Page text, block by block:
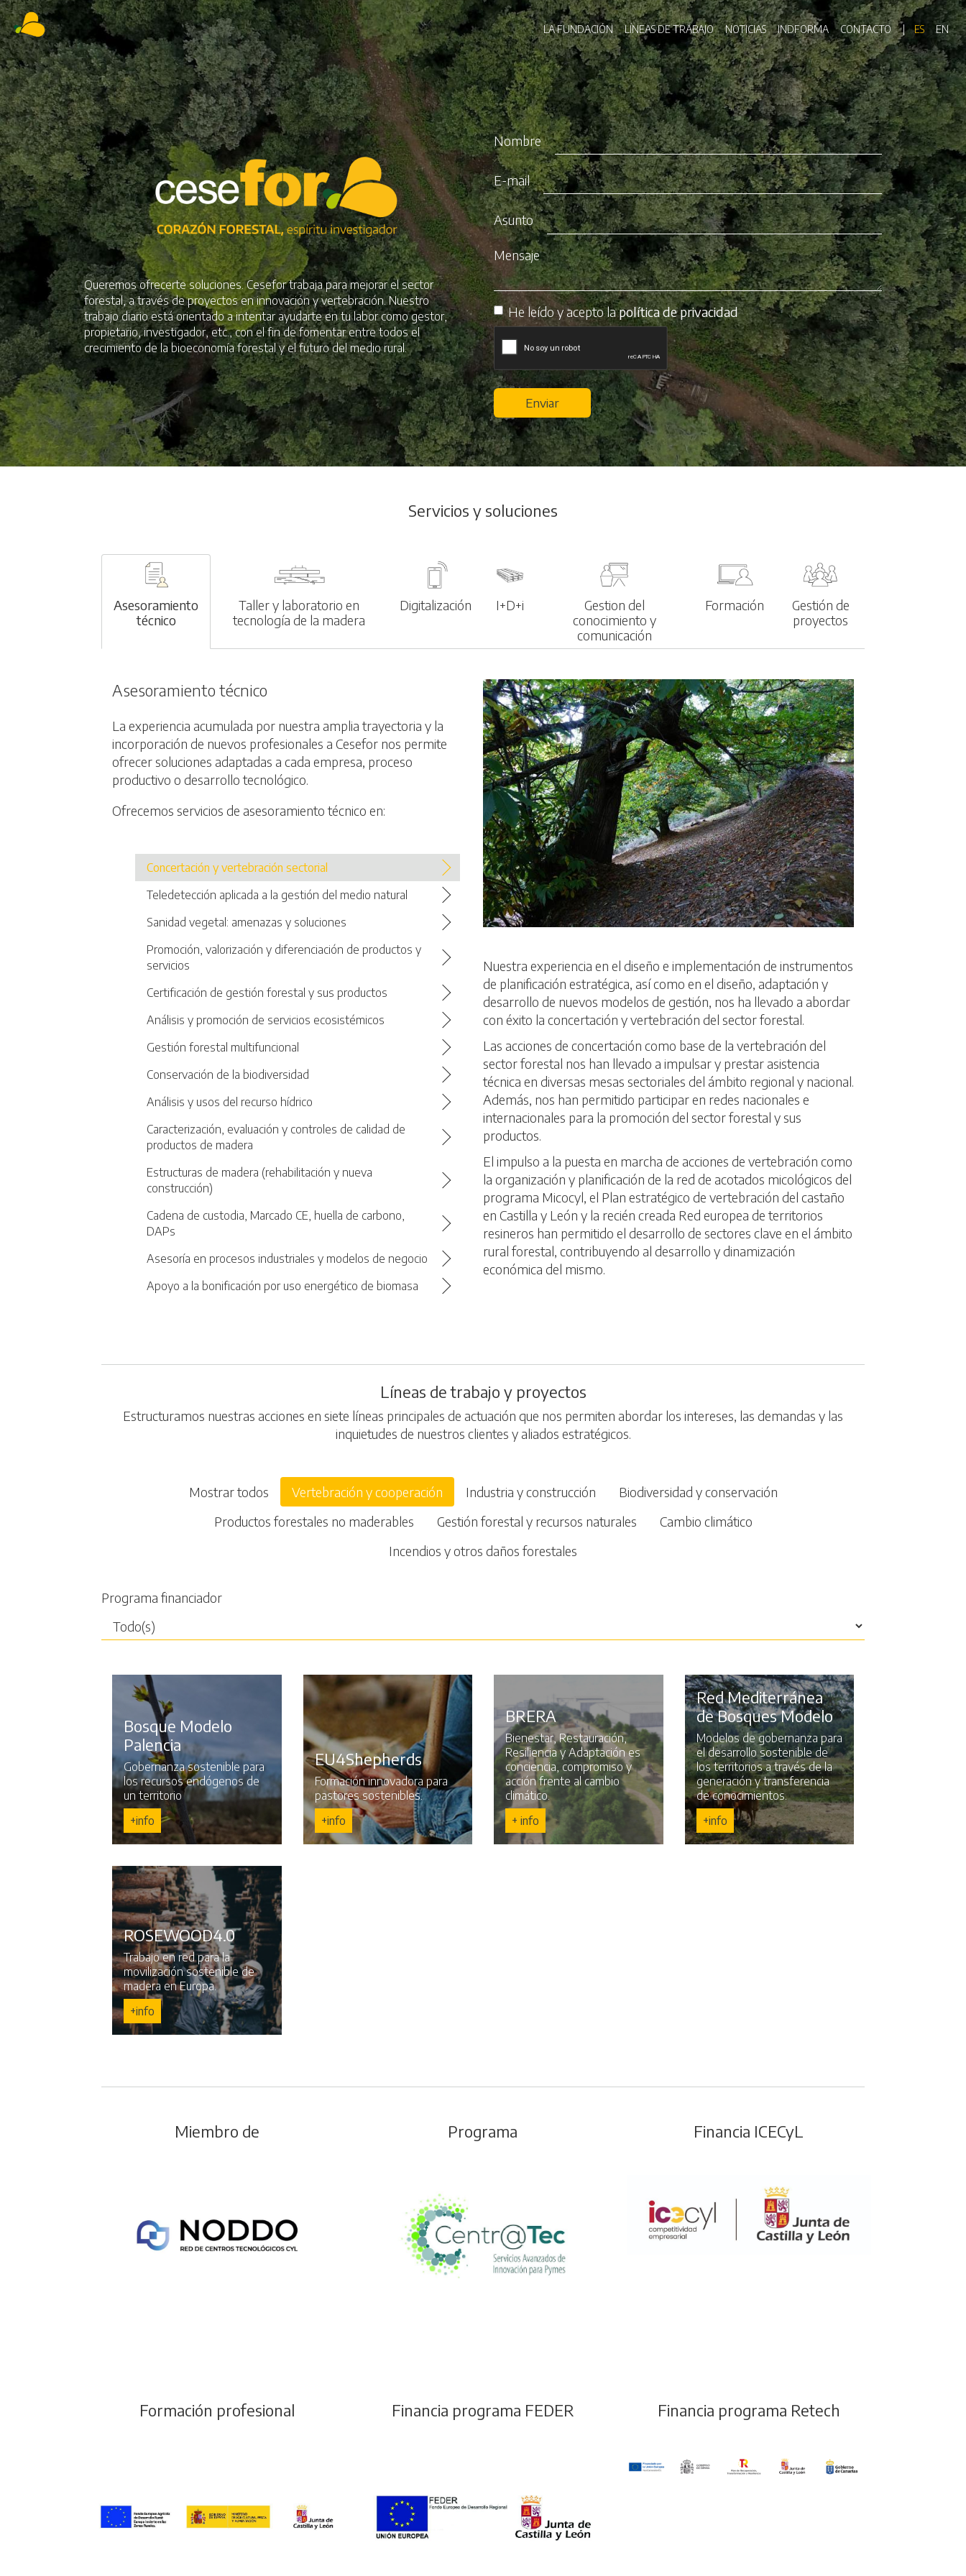
Pasar
al
contenido
principal
Navegación principal
LA FUNDACIÓN LÍNEAS DE TRABAJO NOTICIAS INDFORMA CONTACTO ES EN
Queremos ofrecerte soluciones. Cesefor trabaja para mejorar el sector
forestal, a través de proyectos en innovación y vertebración. Nuestro
trabajo diario está orientado a intentar ayudarte en tu labor como gestor,
propietario, investigador, etc., con el fin de fomentar entre todos el
crecimiento de la bioeconomía forestal y el futuro del medio rural.
Nombre
E-mail
Asunto
Mensaje
He leído y acepto lapolítica de privacidad
Enviar
Servicios y soluciones
Asesoramiento
técnico
Taller y laboratorio en
tecnología de la madera
Digitalización I+D+i
Gestion del
conocimiento y
comunicación
Formación
Gestión de
proyectos
Asesoramiento técnico
La experiencia acumulada por nuestra amplia trayectoria y la
incorporación de nuevos profesionales a Cesefor nos permite
ofrecer soluciones adaptadas a cada empresa, proceso
productivo o desarrollo tecnológico.
Ofrecemos servicios de asesoramiento técnico en:
Concertación y vertebración sectorial
Teledetección aplicada a la gestión del medio natural
Sanidad vegetal: amenazas y soluciones
Promoción, valorización y diferenciación de productos y
servicios
Certificación de gestión forestal y sus productos
Análisis y promoción de servicios ecosistémicos
Gestión forestal multifuncional
Conservación de la biodiversidad
Análisis y usos del recurso hídrico
Caracterización, evaluación y controles de calidad de
productos de madera
Estructuras de madera (rehabilitación y nueva
construcción)
Cadena de custodia, Marcado CE, huella de carbono,
DAPs
Asesoría en procesos industriales y modelos de negocio
Apoyo a la bonificación por uso energético de biomasa
Nuestra experiencia en el diseño e implementación de instrumentos
de planificación estratégica, así como en el diseño, adaptación y
desarrollo de nuevos modelos de gestión, nos ha llevado a abordar
con éxito la concertación y vertebración del sector forestal.
Las acciones de concertación como base de la vertebración del
sector forestal nos han llevado a impulsar y prestar asistencia
técnica en diversas mesas sectoriales del ámbito regional y nacional.
Además, nos han permitido participar en redes nacionales e
internacionales para la promoción del sector forestal y sus
productos.
El impulso a la puesta en marcha de acciones de vertebración como
la organización y planificación de la red de acotados micológicos del
programa Micocyl, el Plan estratégico de vertebración del castaño
en Castilla y León y la recién creada Red europea de territorios
resineros han permitido el desarrollo de sectores clave en el ámbito
rural forestal, contribuyendo al desarrollo y dinamización
económica del mismo.
Líneas de trabajo y proyectos
Estructuramos nuestras acciones en siete líneas principales de actuación que nos permiten abordar los intereses, las demandas y las
inquietudes de nuestros clientes y aliados estratégicos.
Mostrar todos Vertebración y cooperación Industria y construcción
Biodiversidad y conservación
Productos forestales no maderables
Gestión forestal y recursos naturales
Cambio climático
Incendios y otros daños forestales
Programa financiador
Bosque Modelo
Palencia
Gobernanza sostenible para
los recursos endógenos de
un territorio
+info
EU4Shepherds
Formación innovadora para
pastores sostenibles.
+info
BRERA
Bienestar, Restauración,
Resiliencia y Adaptación es
conciencia, compromiso y
acción frente al cambio
climático.
+ info
Red Mediterránea
de Bosques Modelo
Modelos de gobernanza para
el desarrollo sostenible de
los territorios a través de la
generación y transferencia
de conocimientos.
+info
ROSEWOOD4.0
Trabajo en red para la
movilización sostenible de
madera en Europa.
+info
Miembro de Programa Financia ICECyL
Formación profesional Financia programa FEDER Financia programa Retech